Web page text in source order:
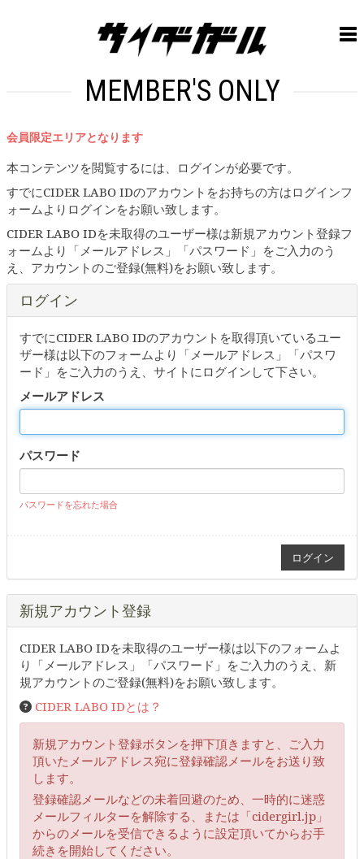
MEMBER'S ONLY
会員限定エリアとなります
本コンテンツを閲覧するには、ログインが必要です。
すでにCIDER LABO IDのアカウントをお持ちの方はログインフ
ォームよりログインをお願い致します。
CIDER LABO IDを未取得のユーザー様は新規アカウント登録フ
ォームより「メールアドレス」「パスワード」をご入力のう
え、アカウントのご登録(無料)をお願い致します。
ログイン
すでにCIDER LABO IDのアカウントを取得頂いているユー
ザー様は以下のフォームより「メールアドレス」「パスワ
ード」をご入力のうえ、サイトにログインして下さい。
メールアドレス
パスワード
パスワードを忘れた場合
新規アカウント登録
CIDER LABO IDを未取得のユーザー様は以下のフォームよ
り「メールアドレス」「パスワード」をご入力のうえ、新
規アカウントのご登録(無料)をお願い致します。
CIDER LABO IDとは？
新規アカウント登録ボタンを押下頂きますと、ご入力
頂いたメールアドレス宛に登録確認メールをお送り致
します。
登録確認メールなどの未着回避のため、一時的に迷惑
メールフィルターを解除する、または「cidergirl.jp」
からのメールを受信できるように設定頂いてからお手
続きを開始してください。